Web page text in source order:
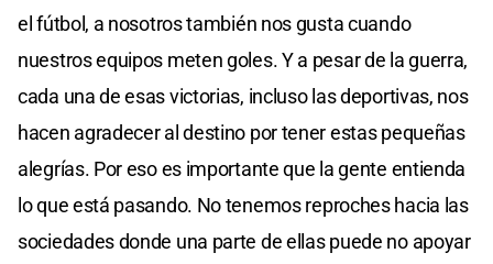
el fútbol, a nosotros también nos gusta cuando
nuestros equipos meten goles. Y a pesar de la guerra,
cada una de esas victorias, incluso las deportivas, nos
hacen agradecer al destino por tener estas pequeñas
alegrías. Por eso es importante que la gente entienda
lo que está pasando. No tenemos reproches hacia las
sociedades donde una parte de ellas puede no apoyar